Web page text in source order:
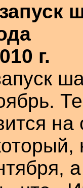
г.
на